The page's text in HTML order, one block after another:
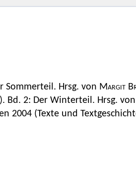
Sommerteil. Hrsg. von Margit
Bd. 2: Der Winterteil. Hrsg. von
2004 (Texte und